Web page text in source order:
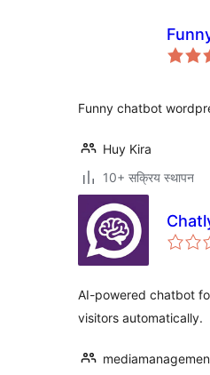
Funny chatbot
Huy Kira
10+ सक्रिय स्थापन
AI-powered chatbot
visitors automatically.